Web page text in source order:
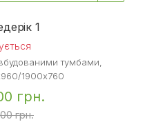
1
тумбами,
1900х760
грн.
грн.